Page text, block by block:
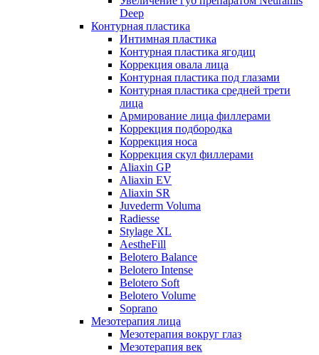
Deep
Контурная пластика
Интимная пластика
Контурная пластика ягодиц
Коррекция овала лица
Контурная пластика под глазами
Контурная пластика средней трети
лица
Армирование лица филлерами
Коррекция подбородка
Коррекция носа
Коррекция скул филлерами
Aliaxin GP
Aliaxin EV
Aliaxin SR
Juvederm Voluma
Radiesse
Stylage XL
AestheFill
Belotero Balance
Belotero Intense
Belotero Soft
Belotero Volume
Soprano
Мезотерапия лица
Мезотерапия вокруг глаз
Мезотерапия век